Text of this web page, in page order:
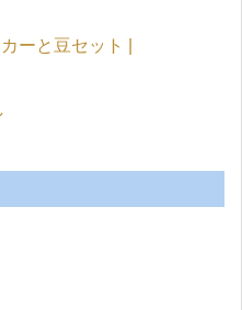
ーと豆セット |